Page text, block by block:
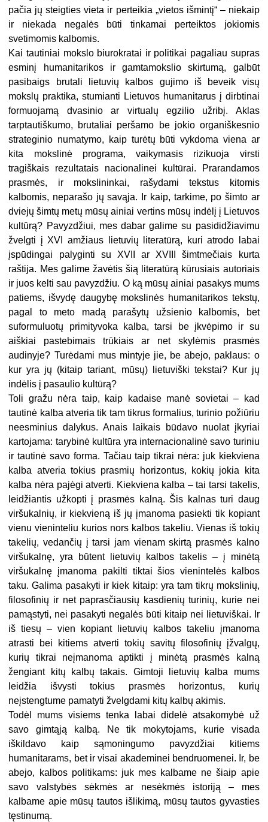
pačia jų steigties vieta ir perteikia „vietos išmintį“ – niekaip
ir niekada negalės būti tinkamai perteiktos jokiomis
svetimomis kalbomis.
Kai tautiniai mokslo biurokratai ir politikai pagaliau supras
esminį humanitarikos ir gamtamokslio skirtumą, galbūt
pasibaigs brutali lietuvių kalbos gujimo iš beveik visų
mokslų praktika, stumianti Lietuvos humanitarus į dirbtinai
formuojamą dvasinio ar virtualų egzilio užribį. Aklas
tarptautiškumo, brutaliai peršamo be jokio organiškesnio
strateginio numatymo, kaip turėtų būti vykdoma viena ar
kita mokslinė programa, vaikymasis rizikuoja virsti
tragiškais rezultatais nacionalinei kultūrai. Prarandamos
prasmės, ir mokslininkai, rašydami tekstus kitomis
kalbomis, neparašo jų savąja. Ir kaip, tarkime, po šimto ar
dviejų šimtų metų mūsų ainiai vertins mūsų indėlį į Lietuvos
kultūrą? Pavyzdžiui, mes dabar galime su pasididžiavimu
žvelgti į XVI amžiaus lietuvių literatūrą, kuri atrodo labai
įspūdingai palyginti su XVII ar XVIII šimtmečiais kurta
raštija. Mes galime žavėtis šią literatūrą kūrusiais autoriais
ir juos kelti sau pavyzdžiu. O ką mūsų ainiai pasakys mums
patiems, išvydę daugybę mokslinės humanitarikos tekstų,
pagal to meto madą parašytų užsienio kalbomis, bet
suformuluotų primityvoka kalba, tarsi be įkvėpimo ir su
aiškiai pastebimais trūkiais ar net skylėmis prasmės
audinyje? Turėdami mus mintyje jie, be abejo, paklaus: o
kur yra jų (kitaip tariant, mūsų) lietuviški tekstai? Kur jų
indėlis į pasaulio kultūrą?
Toli gražu nėra taip, kaip kadaise manė sovietai – kad
tautinė kalba atveria tik tam tikrus formalius, turinio požiūriu
neesminius dalykus. Anais laikais būdavo nuolat įkyriai
kartojama: tarybinė kultūra yra internacionalinė savo turiniu
ir tautinė savo forma. Tačiau taip tikrai nėra: juk kiekviena
kalba atveria tokius prasmių horizontus, kokių jokia kita
kalba nėra pajėgi atverti. Kiekviena kalba – tai tarsi takelis,
leidžiantis užkopti į prasmės kalną. Šis kalnas turi daug
viršukalnių, ir kiekvieną iš jų įmanoma pasiekti tik kopiant
vienu vieninteliu kurios nors kalbos takeliu. Vienas iš tokių
takelių, vedančių į tarsi jam vienam skirtą prasmės kalno
viršukalnę, yra būtent lietuvių kalbos takelis – į minėtą
viršukalnę įmanoma pakilti tiktai šios vienintelės kalbos
taku. Galima pasakyti ir kiek kitaip: yra tam tikrų mokslinių,
filosofinių ir net paprasčiausių kasdienių turinių, kurie nei
pamąstyti, nei pasakyti negalės būti kitaip nei lietuviškai. Ir
iš tiesų – vien kopiant lietuvių kalbos takeliu įmanoma
atrasti bei kitiems atverti tokių savitų filosofinių įžvalgų,
kurių tikrai neįmanoma aptikti į minėtą prasmės kalną
žengiant kitų kalbų takais. Gimtoji lietuvių kalba mums
leidžia išvysti tokius prasmės horizontus, kurių
neįstengtume pamatyti žvelgdami kitų kalbų akimis.
Todėl mums visiems tenka labai didelė atsakomybė už
savo gimtąją kalbą. Ne tik mokytojams, kurie visada
iškildavo kaip sąmoningumo pavyzdžiai kitiems
humanitarams, bet ir visai akademinei bendruomenei. Ir, be
abejo, kalbos politikams: juk mes kalbame ne šiaip apie
savo valstybės sėkmės ar nesėkmės istoriją – mes
kalbame apie mūsų tautos išlikimą, mūsų tautos gyvasties
tęstinumą.